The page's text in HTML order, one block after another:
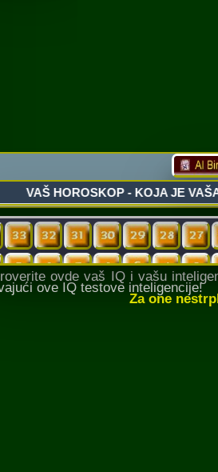
ovde vaš IQ i vašu
ove IQ testove inteligencije!
Za one